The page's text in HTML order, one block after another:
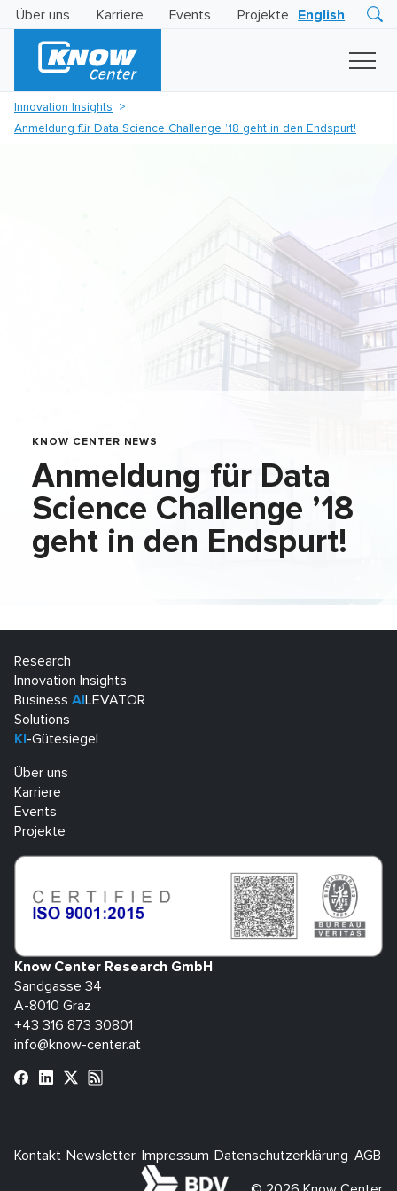
Über uns Karriere Events Projekte English
Business
Innovation Insights
Anmeldung für Data Science Challenge ’18 geht in den Endspurt!
KNOW CENTER NEWS
Anmeldung für Data
Science Challenge ’18
geht in den Endspurt!
Research
Innovation Insights
Business AI LEVATOR
Solutions
KI -Gütesiegel
Über uns
Karriere
Events
Projekte
Know Center Research GmbH
Sandgasse 34
A-8010 Graz
+43 316 873 30801
info@know-center.at
Kontakt Newsletter Impressum Datenschutzerklärung AGB
bdva